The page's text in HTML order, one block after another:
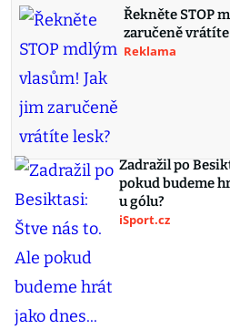
Řekněte STOP
zaručeně vrátíte
Reklama
Zadražil po
pokud budeme
u gólu?
iSport.cz